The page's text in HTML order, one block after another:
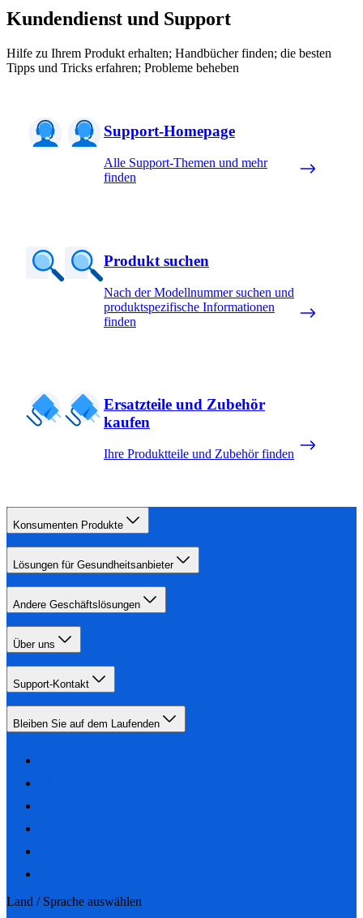
Kundendienst und Support
Hilfe zu Ihrem Produkt erhalten; Handbücher finden; die besten
Tipps und Tricks erfahren; Probleme beheben
Support-Homepage
Alle Support-Themen und mehr
finden
Produkt suchen
Nach der Modellnummer suchen und
produktspezifische Informationen
finden
Ersatzteile und Zubehör
kaufen
Ihre Produktteile und Zubehör finden
Konsumenten Produkte
Lösungen für Gesundheitsanbieter
Andere Geschäftslösungen
Über uns
Support-Kontakt
Bleiben Sie auf dem Laufenden
Land / Sprache auswählen